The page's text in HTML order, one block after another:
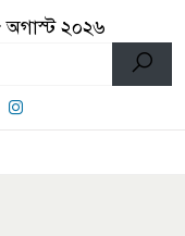
অগাস্ট ২০২৬